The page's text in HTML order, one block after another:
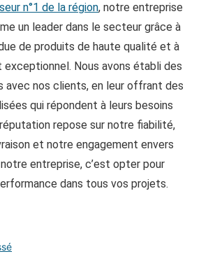
n°1 de la région, notre entreprise
un leader dans le secteur grâce à
de produits de haute qualité et à
Nous avons établi des
avec nos clients, en leur offrant des
qui répondent à leurs besoins
repose sur notre fiabilité,
et notre engagement envers
notre entreprise, c’est opter pour
dans tous vos projets.